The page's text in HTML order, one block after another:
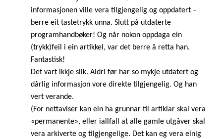
informasjonen ville vera tilgjengelig og oppdatert –
berre eit tastetrykk unna. Slutt på utdaterte
programhandbøker! Og når nokon oppdaga ein
(trykk)feil i ein artikkel, var det berre å retta han.
Fantastisk!
Det vart ikkje slik. Aldri før har so mykje utdatert og
dårlig informasjon vore direkte tilgjengelig. Og han
vert verande.
(For nettaviser kan ein ha grunnar til artiklar skal vera
«permanente», eller iallfall at alle gamle utgåver skal
vera arkiverte og tilgjengelige. Det kan eg vera einig